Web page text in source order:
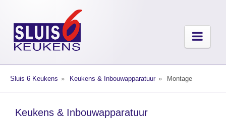
Sluis 6 Keukens Keukens & Inbouwapparatuur Montage
Keukens & Inbouwapparatuur